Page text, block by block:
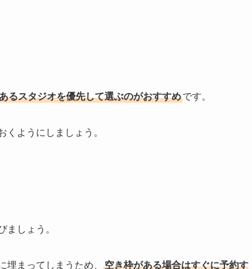
るスタジオを優先して選ぶのがおすすめです。
ようにしましょう。
ましょう。
まってしまうため、 空き枠がある場合はすぐに予約す